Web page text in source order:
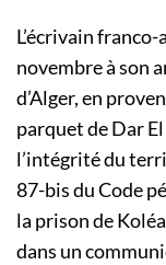
L’écrivain
novembre à son
d’Alger, en
parquet de Dar
l’intégrité du
87-bis du Code
la prison de
dans un